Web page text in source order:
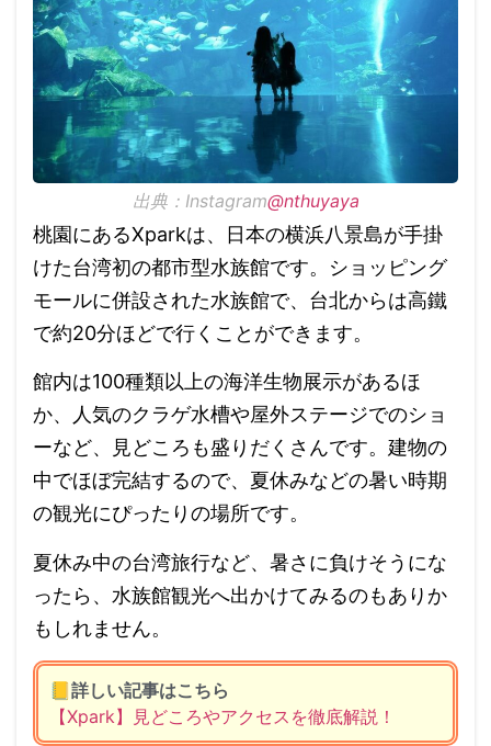
出典：Instagram@nthuyaya
桃園にあるXparkは、日本の横浜八景島が手掛
けた台湾初の都市型水族館です。ショッピング
モールに併設された水族館で、台北からは高鐵
で約20分ほどで行くことができます。
館内は100種類以上の海洋生物展示があるほ
か、人気のクラゲ水槽や屋外ステージでのショ
ーなど、見どころも盛りだくさんです。建物の
中でほぼ完結するので、夏休みなどの暑い時期
の観光にぴったりの場所です。
夏休み中の台湾旅行など、暑さに負けそうにな
ったら、水族館観光へ出かけてみるのもありか
もしれません。
📒詳しい記事はこちら
【Xpark】見どころやアクセスを徹底解説！